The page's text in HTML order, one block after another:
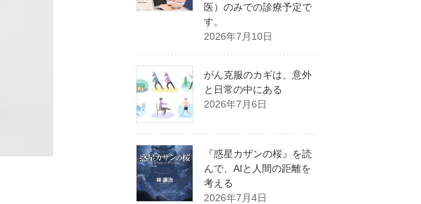
医）のみでの診療予定で
す。
2026年7月10日
がん克服のカギは、意外
と日常の中にある
2026年7月6日
『惑星カザンの桜』を読
んで、AIと人間の距離を
考える
2026年7月4日